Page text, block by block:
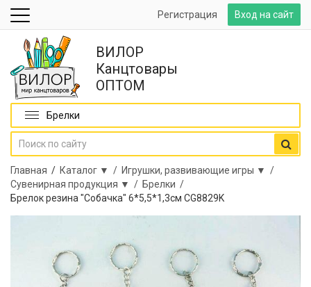
Вход на сайт
Регистрация
ВИЛОР
Канцтовары
ОПТОМ
Брелки
Главная / Каталог ▼ / Игрушки, развивающие игры ▼ /
Сувенирная продукция ▼ / Брелки /
Брелок резина "Собачка" 6*5,5*1,3см CG8829K